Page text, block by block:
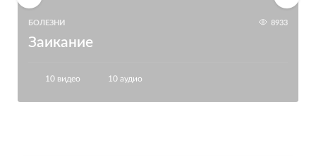
БОЛЕЗНИ 8933
Заикание
10 видео 10 аудио